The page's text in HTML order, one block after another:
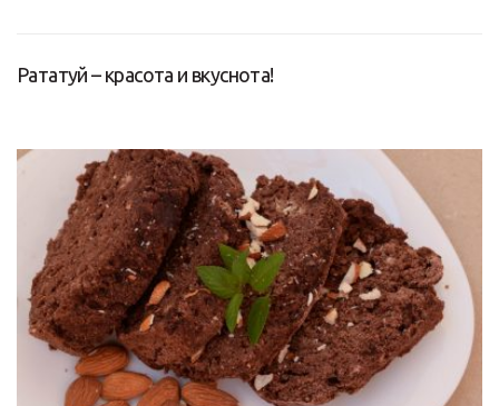
Рататуй – красота и вкуснота!